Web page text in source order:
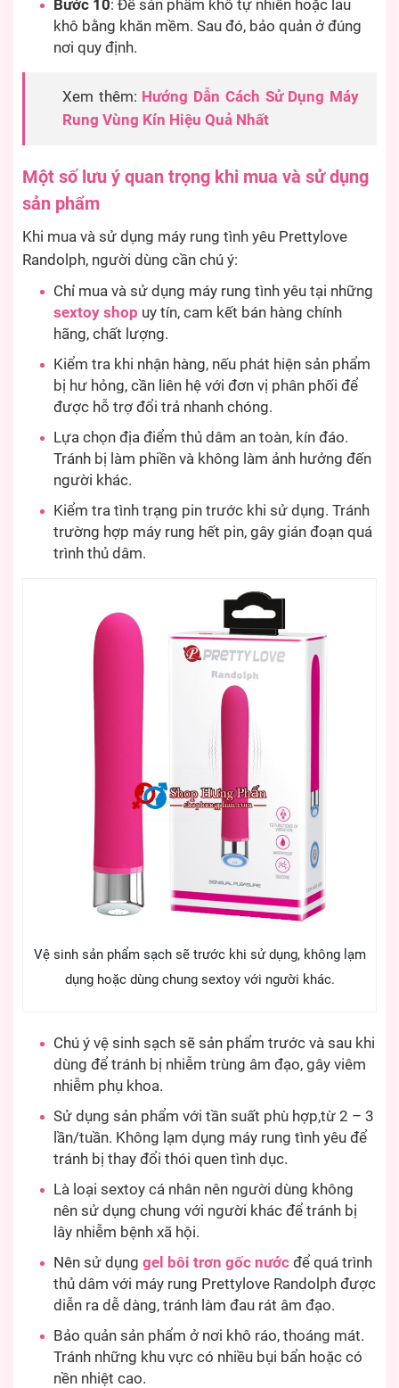
Bước 10: Để sản phẩm khô tự nhiên hoặc lau
khô bằng khăn mềm. Sau đó, bảo quản ở đúng
nơi quy định.
Xem thêm: Hướng Dẫn Cách Sử Dụng Máy
Rung Vùng Kín Hiệu Quả Nhất
Một số lưu ý quan trọng khi mua và sử dụng
sản phẩm
Khi mua và sử dụng máy rung tình yêu Prettylove
Randolph, người dùng cần chú ý:
Chỉ mua và sử dụng máy rung tình yêu tại những
sextoy shop uy tín, cam kết bán hàng chính
hãng, chất lượng.
Kiểm tra khi nhận hàng, nếu phát hiện sản phẩm
bị hư hỏng, cần liên hệ với đơn vị phân phối để
được hỗ trợ đổi trả nhanh chóng.
Lựa chọn địa điểm thủ dâm an toàn, kín đáo.
Tránh bị làm phiền và không làm ảnh hưởng đến
người khác.
Kiểm tra tình trạng pin trước khi sử dụng. Tránh
trường hợp máy rung hết pin, gây gián đoạn quá
trình thủ dâm.
Vệ sinh sản phẩm sạch sẽ trước khi sử dụng, không lạm
dụng hoặc dùng chung sextoy với người khác.
Chú ý vệ sinh sạch sẽ sản phẩm trước và sau khi
dùng để tránh bị nhiễm trùng âm đạo, gây viêm
nhiễm phụ khoa.
Sử dụng sản phẩm với tần suất phù hợp,từ 2 – 3
lần/tuần. Không lạm dụng máy rung tình yêu để
tránh bị thay đổi thói quen tình dục.
Là loại sextoy cá nhân nên người dùng không
nên sử dụng chung với người khác để tránh bị
lây nhiễm bệnh xã hội.
Nên sử dụng gel bôi trơn gốc nước để quá trình
thủ dâm với máy rung Prettylove Randolph được
diễn ra dễ dàng, tránh làm đau rát âm đạo.
Bảo quản sản phẩm ở nơi khô ráo, thoáng mát.
Tránh những khu vực có nhiều bụi bẩn hoặc có
nền nhiệt cao.